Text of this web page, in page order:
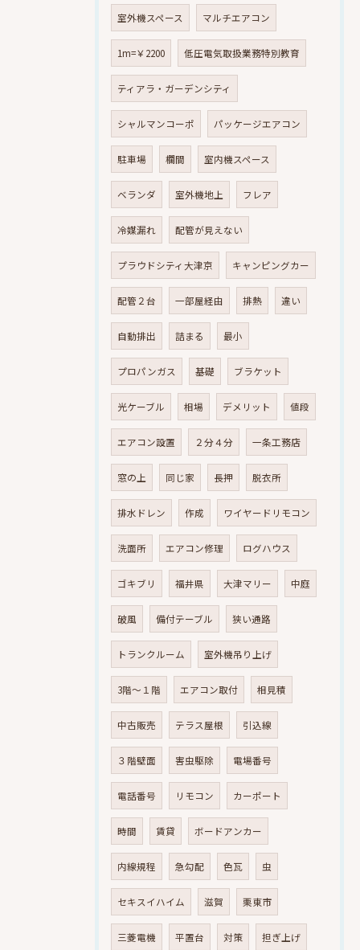
室外機スペース マルチエアコン
1m=￥2200 低圧電気取扱業務特別教育
ティアラ・ガーデンシティ
シャルマンコーポ パッケージエアコン
駐車場 欄間 室内機スペース
ベランダ 室外機地上 フレア
冷媒漏れ 配管が見えない
プラウドシティ大津京 キャンピングカー
配管２台 一部屋経由 排熱 違い
自動排出 詰まる 最小
プロパンガス 基礎 ブラケット
光ケーブル 相場 デメリット 値段
エアコン設置 ２分４分 一条工務店
窓の上 同じ家 長押 脱衣所
排水ドレン 作成 ワイヤードリモコン
洗面所 エアコン修理 ログハウス
ゴキブリ 福井県 大津マリー 中庭
破風 備付テーブル 狭い通路
トランクルーム 室外機吊り上げ
3階～１階 エアコン取付 相見積
中古販売 テラス屋根 引込線
３階壁面 害虫駆除 電場番号
電話番号 リモコン カーポート
時間 賃貸 ボードアンカー
内線規程 急勾配 色瓦 虫
セキスイハイム 滋賀 栗東市
三菱電機 平置台 対策 担ぎ上げ